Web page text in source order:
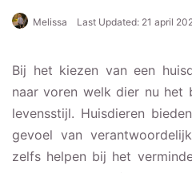
Melissa Last Updated: 21 april
Bij het kiezen van een
naar voren welk dier nu het
levensstijl. Huisdieren
gevoel van
zelfs helpen bij het